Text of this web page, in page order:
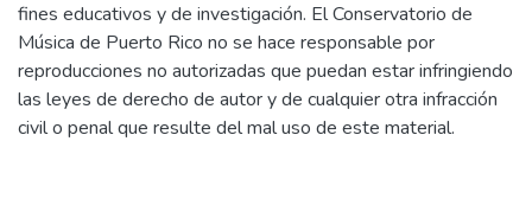
fines educativos y de investigación. El Conservatorio de
Música de Puerto Rico no se hace responsable por
reproducciones no autorizadas que puedan estar infringiendo
las leyes de derecho de autor y de cualquier otra infracción
civil o penal que resulte del mal uso de este material.